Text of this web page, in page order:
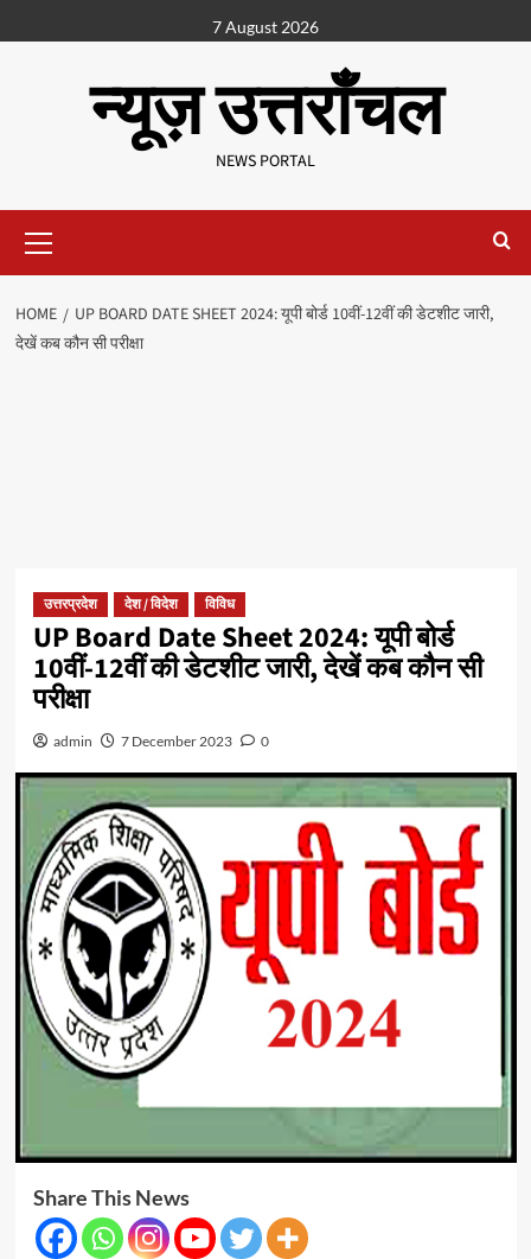
7 August 2026
न्यूज़ उत्तराँचल
NEWS PORTAL
HOME
UP BOARD DATE SHEET 2024: यूपी बोर्ड 10वीं-12वीं की डेटशीट जारी,
देखें कब कौन सी परीक्षा
उत्तरप्रदेश देश / विदेश विविध
UP Board Date Sheet 2024: यूपी बोर्ड
10वीं-12वीं की डेटशीट जारी, देखें कब कौन सी
परीक्षा
admin 7 December 2023 0
Share This News